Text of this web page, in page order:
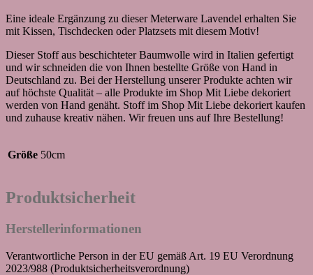
Eine ideale Ergänzung zu dieser Meterware Lavendel erhalten Sie
mit Kissen, Tischdecken oder Platzsets mit diesem Motiv!
Dieser Stoff aus beschichteter Baumwolle wird in Italien gefertigt
und wir schneiden die von Ihnen bestellte Größe von Hand in
Deutschland zu. Bei der Herstellung unserer Produkte achten wir
auf höchste Qualität – alle Produkte im Shop Mit Liebe dekoriert
werden von Hand genäht. Stoff im Shop Mit Liebe dekoriert kaufen
und zuhause kreativ nähen. Wir freuen uns auf Ihre Bestellung!
Größe 50cm
Produktsicherheit
Herstellerinformationen
Verantwortliche Person in der EU gemäß Art. 19 EU Verordnung
2023/988 (Produktsicherheitsverordnung)